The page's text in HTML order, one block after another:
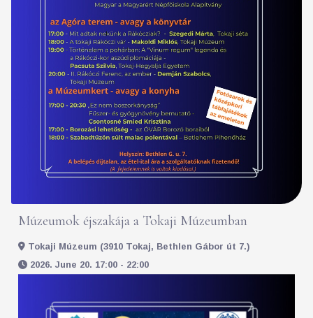
Múzeumok éjszakája a Tokaji Múzeumban
Tokaji Múzeum (3910 Tokaj, Bethlen Gábor út 7.)
2026. June 20. 17:00 - 22:00